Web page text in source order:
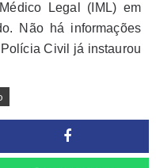
Legal (IML) em
Não há informações
Civil já instaurou